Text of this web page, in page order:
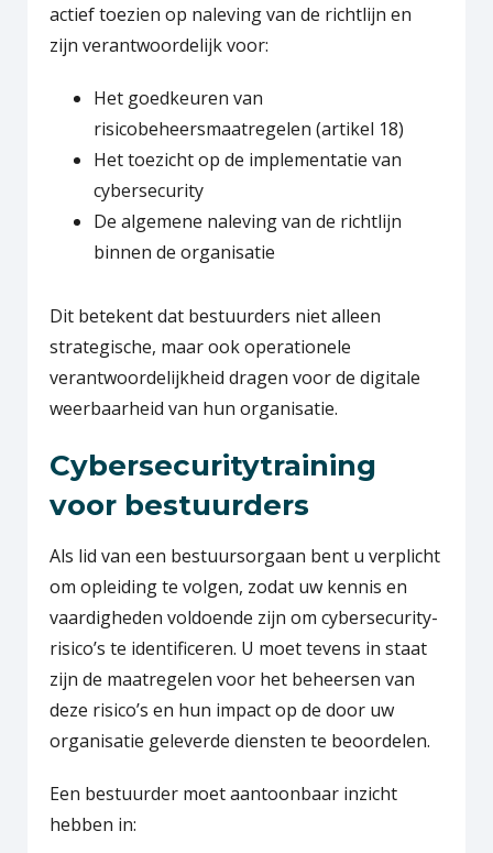
actief toezien op naleving van de richtlijn en
zijn verantwoordelijk voor:
Het goedkeuren van
risicobeheersmaatregelen (artikel 18)
Het toezicht op de implementatie van
cybersecurity
De algemene naleving van de richtlijn
binnen de organisatie
Dit betekent dat bestuurders niet alleen
strategische, maar ook operationele
verantwoordelijkheid dragen voor de digitale
weerbaarheid van hun organisatie.
Cybersecuritytraining
voor bestuurders
Als lid van een bestuursorgaan bent u verplicht
om opleiding te volgen, zodat uw kennis en
vaardigheden voldoende zijn om cybersecurity-
risico’s te identificeren. U moet tevens in staat
zijn de maatregelen voor het beheersen van
deze risico’s en hun impact op de door uw
organisatie geleverde diensten te beoordelen.
Een bestuurder moet aantoonbaar inzicht
hebben in: